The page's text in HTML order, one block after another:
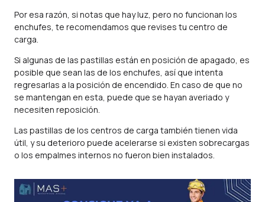
Por esa razón, si notas que hay luz, pero no funcionan los
enchufes, te recomendamos que revises tu centro de
carga.
Si algunas de las pastillas están en posición de apagado, es
posible que sean las de los enchufes, así que intenta
regresarlas a la posición de encendido. En caso de que no
se mantengan en esta, puede que se hayan averiado y
necesiten reposición.
Las pastillas de los centros de carga también tienen vida
útil, y su deterioro puede acelerarse si existen sobrecargas
o los empalmes internos no fueron bien instalados.